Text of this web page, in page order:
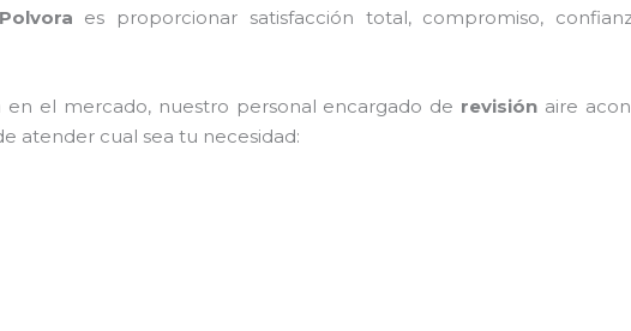
es proporcionar satisfacción total, compromiso,
el mercado, nuestro personal encargado de revisión aire
atender cual sea tu necesidad: